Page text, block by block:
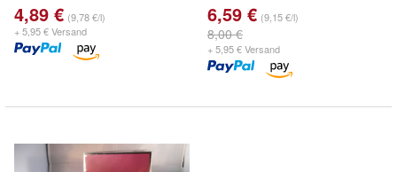
4,89 € (9,78 €/l)
+ 5,95 € Versand
6,59 € (9,15 €/l)
8,00 €
+ 5,95 € Versand